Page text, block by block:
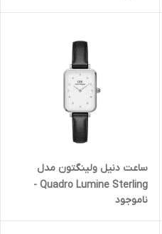
ساعت دنیل ولینگتون مدل
Quadro Lumine Sterling -
سیلور صفحه سفید نگین دار
(زنانه)
ناموجود